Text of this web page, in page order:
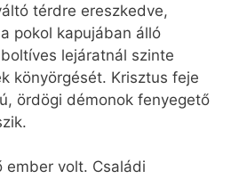
térdre ereszkedve,
pokol kapujában álló
lejáratnál szinte
könyörgését. Krisztus feje
ördögi démonok fenyegető
ember volt. Családi